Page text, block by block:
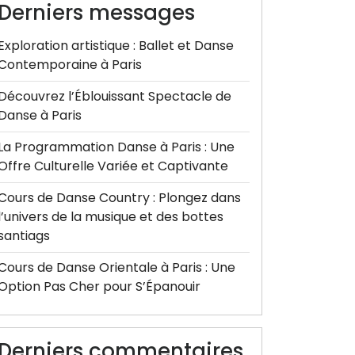
Derniers messages
artistique : Ballet et Danse
à Paris
l’Éblouissant Spectacle de
à Paris
Programmation Danse à Paris : Une
Culturelle Variée et Captivante
de Danse Country : Plongez dans
de la musique et des bottes
de Danse Orientale à Paris : Une
Pas Cher pour S’Épanouir